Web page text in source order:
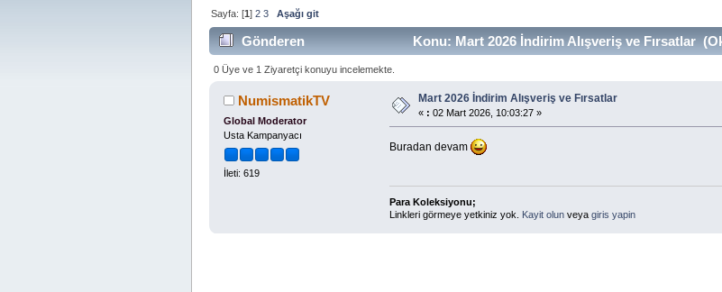
Sayfa: [1]2 3 Aşağı git
Gönderen Konu: Mart 2026 İndirim Alışveriş ve Fırsatlar
0 Üye ve 1 Ziyaretçi konuyu incelemekte.
NumismatikTV
Global Moderator
Usta Kampanyacı
İleti: 619
Mart 2026 İndirim Alışveriş ve Fırsatlar
« : 02 Mart 2026, 10:03:27 »
Buradan devam
Para Koleksiyonu;
Linkleri görmeye yetkiniz yok.
Kayit olunveya giris yapin